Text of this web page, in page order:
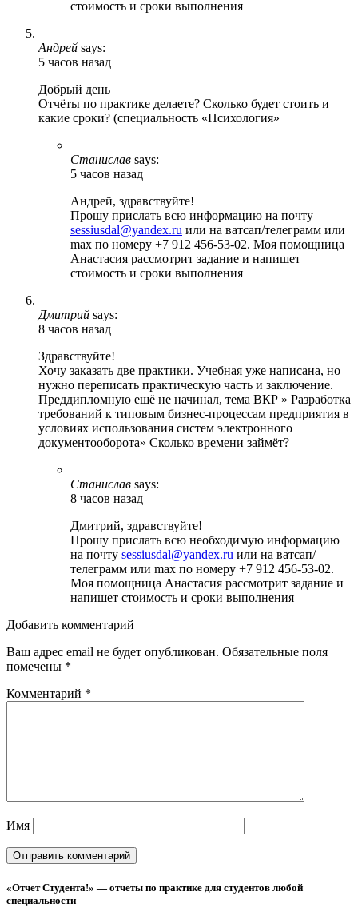
стоимость и сроки выполнения
Андрей says:
5 часов назад
Добрый день
Отчёты по практике делаете? Сколько будет стоить и
какие сроки? (специальность «Психология»
Станислав says:
5 часов назад
Андрей, здравствуйте!
Прошу прислать всю информацию на почту
sessiusdal@yandex.ru или на ватсап/телеграмм или
max по номеру +7 912 456-53-02. Моя помощница
Анастасия рассмотрит задание и напишет
стоимость и сроки выполнения
Дмитрий says:
8 часов назад
Здравствуйте!
Хочу заказать две практики. Учебная уже написана, но
нужно переписать практическую часть и заключение.
Преддипломную ещё не начинал, тема ВКР » Разработка
требований к типовым бизнес-процессам предприятия в
условиях использования систем электронного
документооборота» Сколько времени займёт?
Станислав says:
8 часов назад
Дмитрий, здравствуйте!
Прошу прислать всю необходимую информацию
на почту sessiusdal@yandex.ru или на ватсап/
телеграмм или max по номеру +7 912 456-53-02.
Моя помощница Анастасия рассмотрит задание и
напишет стоимость и сроки выполнения
Добавить комментарий
Ваш адрес email не будет опубликован. Обязательные поля
помечены *
Комментарий *
Имя
«Отчет Студента!» — отчеты по практике для студентов любой
специальности